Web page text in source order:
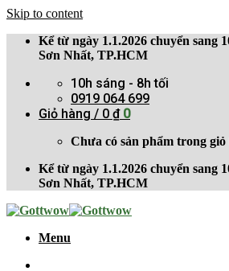
Skip to content
Kể từ ngày 1.1.2026 chuyển sang
Sơn Nhất, TP.HCM
10h sáng - 8h tối
0919 064 699
Giỏ hàng / 0 ₫ 0
Chưa có sản phẩm trong giỏ
Kể từ ngày 1.1.2026 chuyển sang
Sơn Nhất, TP.HCM
Menu